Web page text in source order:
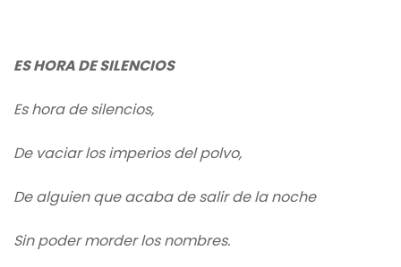
ES HORA DE SILENCIOS
Es hora de silencios,
De vaciar los imperios del polvo,
De alguien que acaba de salir de la noche
Sin poder morder los nombres.